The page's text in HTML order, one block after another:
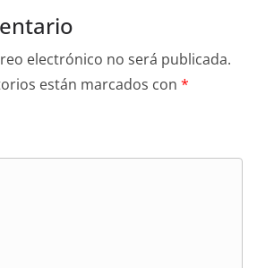
electrónico no será publicada.
están marcados con *